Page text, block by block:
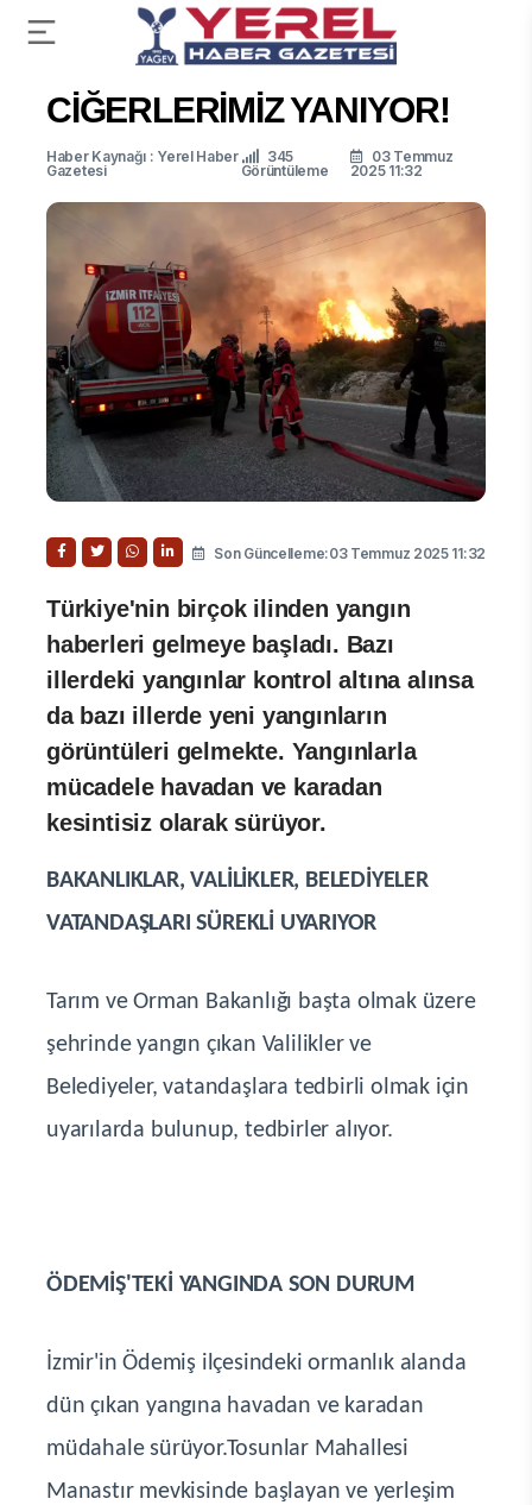
CİĞERLERİMİZ YANIYOR!
Haber Kaynağı : Yerel Haber
Gazetesi
345
Görüntüleme
03 Temmuz
2025 11:32
Son Güncelleme:03 Temmuz 2025 11:32
Türkiye'nin birçok ilinden yangın
haberleri gelmeye başladı. Bazı
illerdeki yangınlar kontrol altına alınsa
da bazı illerde yeni yangınların
görüntüleri gelmekte. Yangınlarla
mücadele havadan ve karadan
kesintisiz olarak sürüyor.
BAKANLIKLAR, VALİLİKLER, BELEDİYELER
VATANDAŞLARI SÜREKLİ UYARIYOR
Tarım ve Orman Bakanlığı başta olmak üzere
şehrinde yangın çıkan Valilikler ve
Belediyeler, vatandaşlara tedbirli olmak için
uyarılarda bulunup, tedbirler alıyor.
ÖDEMİŞ'TEKİ YANGINDA SON DURUM
İzmir'in Ödemiş ilçesindeki ormanlık alanda
dün çıkan yangına havadan ve karadan
müdahale sürüyor.Tosunlar Mahallesi
Manastır mevkisinde başlayan ve yerleşim